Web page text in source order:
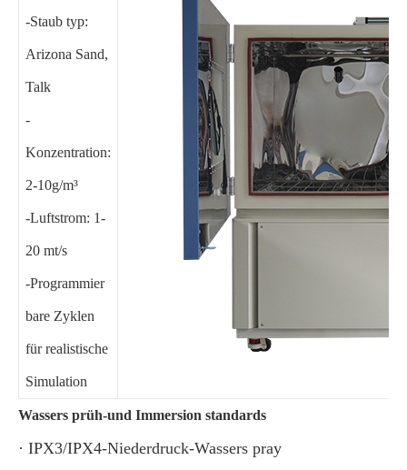
-Staub typ:
Arizona Sand,
Talk
-
Konzentration:
2-10g/m³
-Luftstrom: 1-
20 mt/s
-Programmier
bare Zyklen
für realistische
Simulation
Wassers prüh-und Immersion standards
· IPX3/IPX4-Niederdruck-Wassers pray